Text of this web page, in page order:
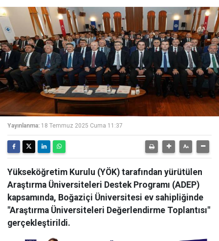
Yayınlanma: 18 Temmuz 2025 Cuma 11:37
Yükseköğretim Kurulu (YÖK) tarafından yürütülen
Araştırma Üniversiteleri Destek Programı (ADEP)
kapsamında, Boğaziçi Üniversitesi ev sahipliğinde
"Araştırma Üniversiteleri Değerlendirme Toplantısı"
gerçekleştirildi.